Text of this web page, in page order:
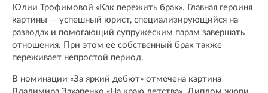
Юлии Трофимовой «Как пережить брак». Главная героиня
картины — успешный юрист, специализирующийся на
разводах и помогающий супружеским парам завершать
отношения. При этом её собственный брак также
переживает непростой период.
В номинации «За яркий дебют» отмечена картина